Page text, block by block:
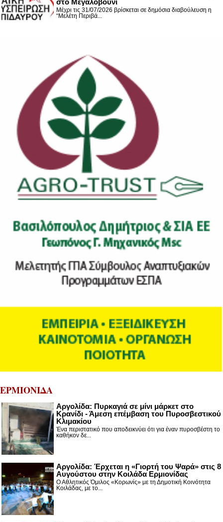
στο Μεγαλοβούνι
Μέχρι τις 31/07/2026 βρίσκεται σε δημόσια διαβούλευση η
“Μελέτη Περιβά...
ΕΡΜΙΟΝΙΔΑ
Αργολίδα: Πυρκαγιά σε μίνι μάρκετ στο
Κρανίδι - Άμεση επέμβαση του Πυροσβεστικού
Κλιμακίου
Ένα περιστατικό που αποδεικνύει ότι για έναν πυροσβέστη το
καθήκον δε...
Αργολίδα: Έρχεται η «Γιορτή του Ψαρά» στις 8
Αυγούστου στην Κοιλάδα Ερμιονίδας
Ο Αθλητικός Όμιλος «Κορωνίς» με τη Δημοτική Κοινότητα
Κοιλάδας, με το...